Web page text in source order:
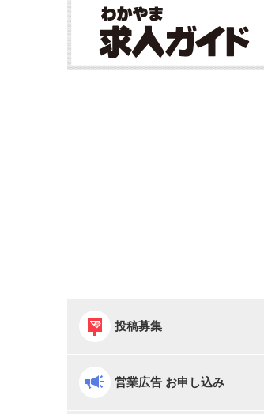
投稿募集
営業広告 お申し込み